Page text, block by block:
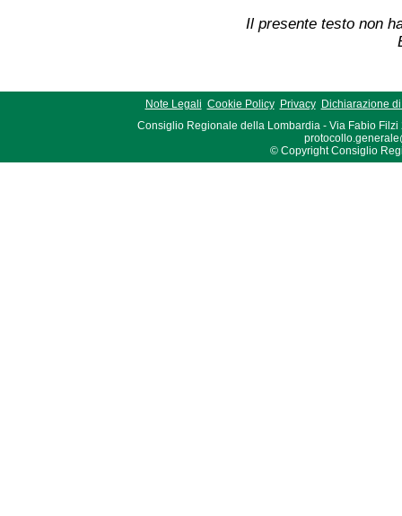
Il presente testo non
Note Legali Cookie Policy Privacy
Dichiarazione
Consiglio Regionale della Lombardia - Via Fabio Filzi
© Copyright Consiglio